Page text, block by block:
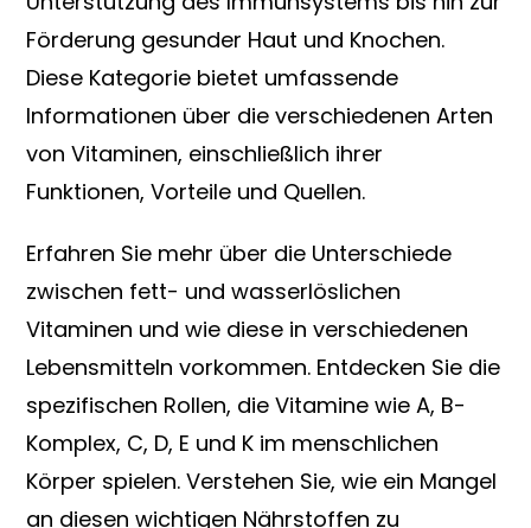
Förderung gesunder Haut und Knochen.
Diese Kategorie bietet umfassende
Informationen über die verschiedenen Arten
von Vitaminen, einschließlich ihrer
Funktionen, Vorteile und Quellen.
Erfahren Sie mehr über die Unterschiede
zwischen fett- und wasserlöslichen
Vitaminen und wie diese in verschiedenen
Lebensmitteln vorkommen. Entdecken Sie die
spezifischen Rollen, die Vitamine wie A, B-
Komplex, C, D, E und K im menschlichen
Körper spielen. Verstehen Sie, wie ein Mangel
an diesen wichtigen Nährstoffen zu